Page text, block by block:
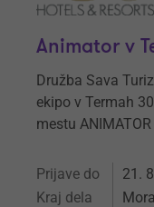
Animator v
Družba Sava
ekipo v Termah
mestu
Prijave do 21.
Kraj dela